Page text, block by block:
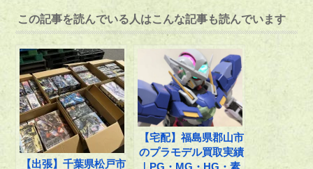
この記事を読んでいる人はこんな記事も読んでいます
【出張】千葉県松戸市
【宅配】福島県郡山市
のプラモデル買取実績